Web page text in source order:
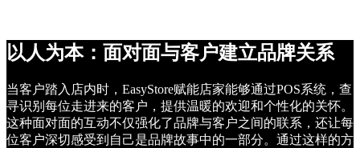
以人为本：面对面与客户建立品牌关系
当客户踏入店内时，EasyStore赋能店家能够通过POS系统，查
寻识别每位走进来的客户，提供温暖的欢迎和个性化的关怀。
这种面对面的互动不仅强化了品牌与客户之间的联系，还让每
位客户深切感受到自己是品牌故事中的一部分。通过这样的方